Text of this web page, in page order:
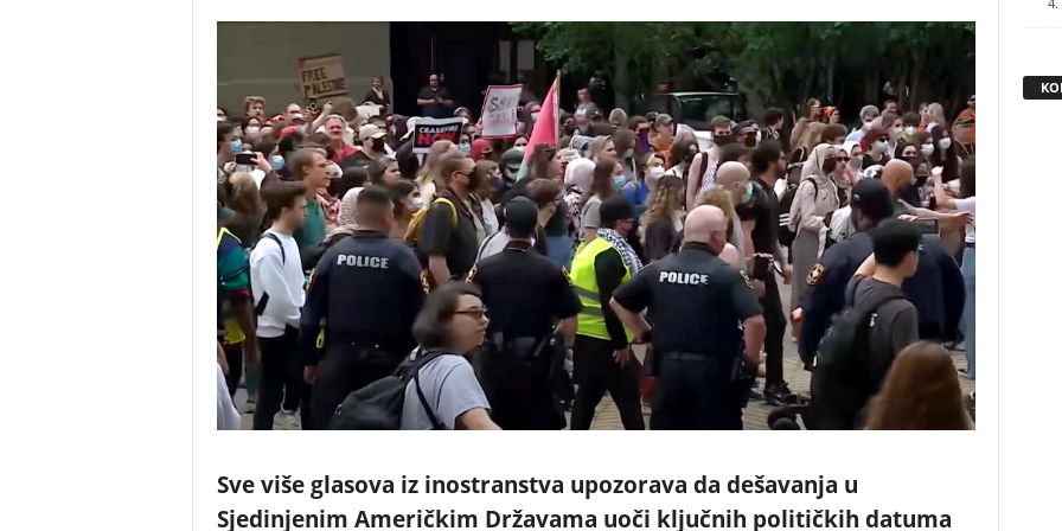
Sve više glasova iz inostranstva upozorava da dešavanja u
Sjedinjenim Američkim Državama uoči ključnih političkih datuma